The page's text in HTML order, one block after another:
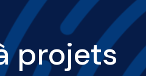
projets